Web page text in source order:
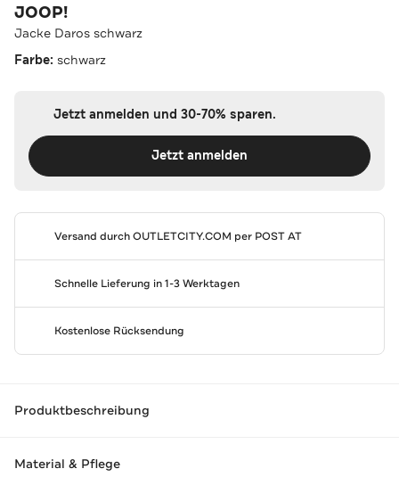
JOOP!
Jacke Daros schwarz
Farbe: schwarz
Jetzt anmelden und 30-70% sparen.
Jetzt anmelden
Versand durchOUTLETCITY.COM per POST AT
Schnelle Lieferung in 1-3 Werktagen
Kostenlose Rücksendung
Produktbeschreibung
Material & Pflege